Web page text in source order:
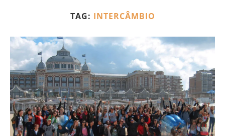
TAG: INTERCÂMBIO